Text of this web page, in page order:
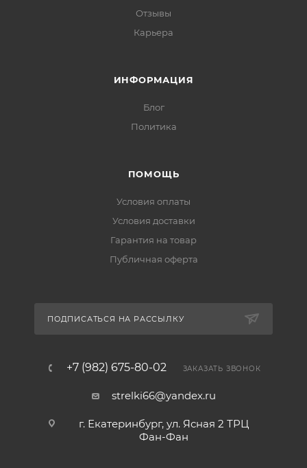
Отзывы
Карьера
ИНФОРМАЦИЯ
Блог
Политика
ПОМОЩЬ
Условия оплаты
Условия доставки
Гарантия на товар
Публичная оферта
ПОДПИСАТЬСЯ НА РАССЫЛКУ
+7 (982) 675-80-02 ЗАКАЗАТЬ ЗВОНОК
strelki66@yandex.ru
г. Екатеринбург, ул. Ясная 2 ТРЦ
Фан-Фан